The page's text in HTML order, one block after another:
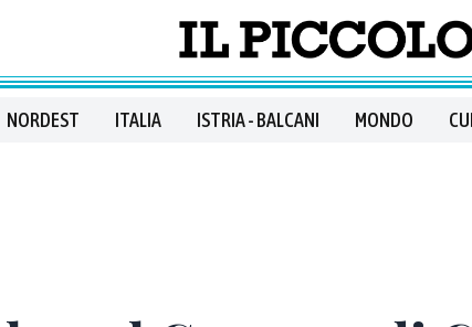
NORDEST ITALIA ISTRIA - BALCANI MONDO